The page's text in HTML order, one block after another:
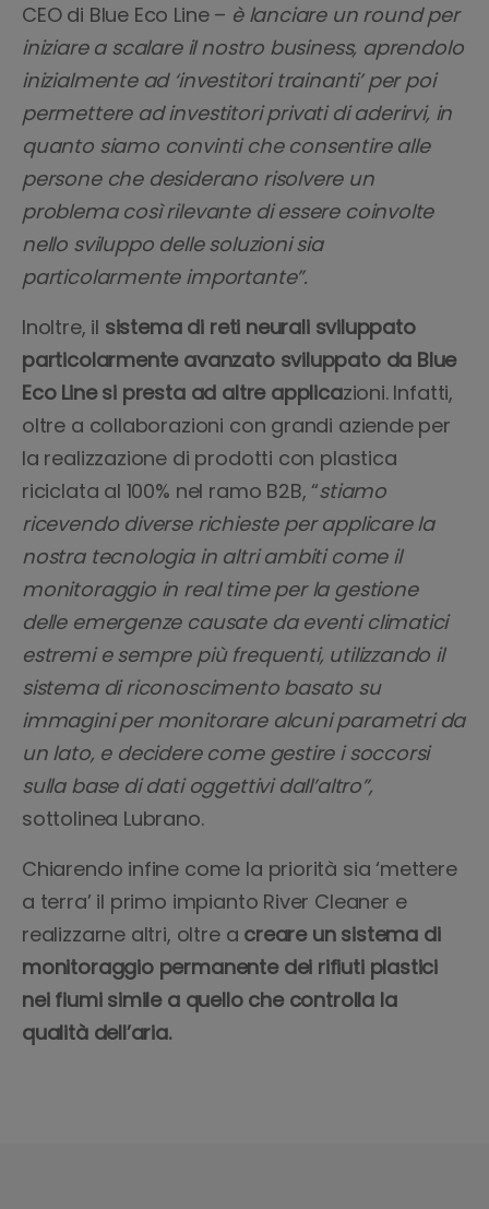
CEO di Blue Eco Line – è lanciare un round per
iniziare a scalare il nostro business, aprendolo
inizialmente ad ‘investitori trainanti’ per poi
permettere ad investitori privati di aderirvi, in
quanto siamo convinti che consentire alle
persone che desiderano risolvere un
problema così rilevante di essere coinvolte
nello sviluppo delle soluzioni sia
particolarmente importante”.
Inoltre, il sistema di reti neurali sviluppato
particolarmente avanzato sviluppato da Blue
Eco Line si presta ad altre applicazioni. Infatti,
oltre a collaborazioni con grandi aziende per
la realizzazione di prodotti con plastica
riciclata al 100% nel ramo B2B, “stiamo
ricevendo diverse richieste per applicare la
nostra tecnologia in altri ambiti come il
monitoraggio in real time per la gestione
delle emergenze causate da eventi climatici
estremi e sempre più frequenti, utilizzando il
sistema di riconoscimento basato su
immagini per monitorare alcuni parametri da
un lato, e decidere come gestire i soccorsi
sulla base di dati oggettivi dall’altro”,
sottolinea Lubrano.
Chiarendo infine come la priorità sia ‘mettere
a terra’ il primo impianto River Cleaner e
realizzarne altri, oltre a creare un sistema di
monitoraggio permanente dei rifiuti plastici
nei fiumi simile a quello che controlla la
qualità dell’aria.